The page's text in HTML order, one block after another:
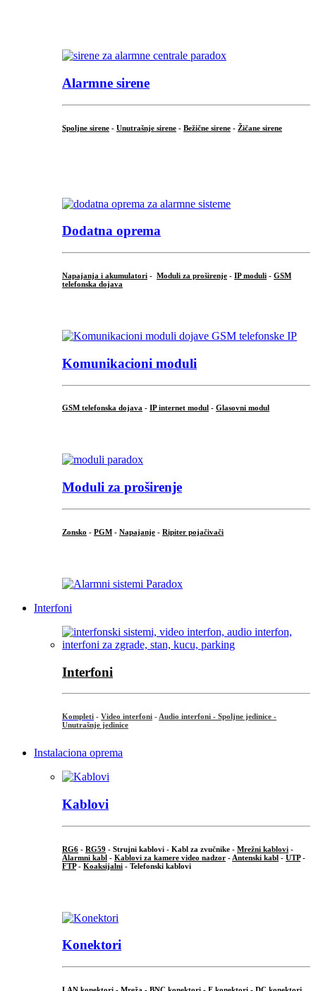
Alarmne sirene
Spoljne sirene - Unutrašnje sirene - Bežične sirene - Žičane sirene
Dodatna oprema
Napajanja i akumulatori - Moduli za proširenje - IP moduli - GSM
telefonska dojava
Komunikacioni moduli
GSM telefonska dojava - IP internet modul - Glasovni modul
Moduli za proširenje
Zonsko - PGM - Napajanje - Ripiter pojačivači
Interfoni
Interfoni
Kompleti - Video interfoni - Audio interfoni - Spoljne jedinice -
Unutrašnje jedinice
Instalaciona oprema
Kablovi
RG6 - RG59 - Strujni kablovi - Kabl za zvučnike - Mrežni kablovi -
Alarmni kabl - Kablovi za kamere video nadzor - Antenski kabl - UTP-
FTP- Koaksijalni - Telefonski kablovi
Konektori